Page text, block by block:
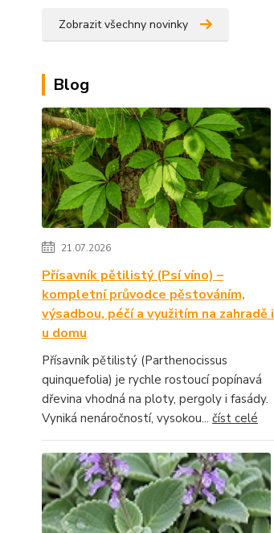
Zobrazit všechny novinky
Blog
21.07.2026
Přísavník pětilistý (Psí víno) –
kompletní průvodce pěstováním,
výsadbou, péčí a využitím na zahradě i
u domu
Přísavník pětilistý (Parthenocissus
quinquefolia) je rychle rostoucí popínavá
dřevina vhodná na ploty, pergoly i fasády.
Vyniká nenáročností, vysokou... číst celé